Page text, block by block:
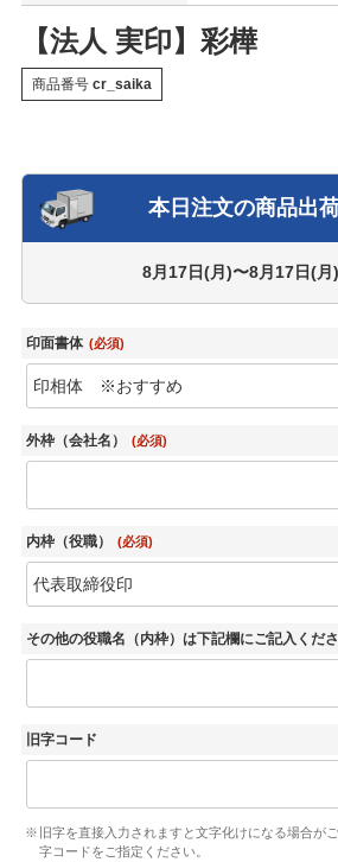
【法人 実印】彩樺
商品番号 cr_saika
本日注文の商品出
8月17日(月)〜8月17日(月)
印面書体 (必須)
外枠（会社名） (必須)
内枠（役職） (必須)
その他の役職名（内枠）は下記欄にご記入くだ
旧字コード
旧字を直接入力されますと文字化けになる場合が
字コードをご指定ください。